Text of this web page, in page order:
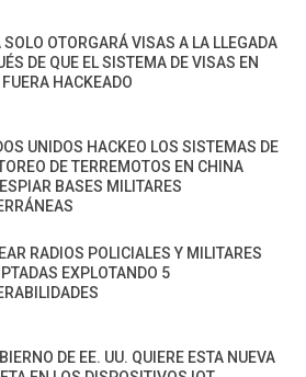
SOLO OTORGARÁ VISAS A LA LLEGADA
DE QUE EL SISTEMA DE VISAS EN
HACKEADO
UNIDOS HACKEO LOS SISTEMAS DE
DE TERREMOTOS EN CHINA
BASES MILITARES
RADIOS POLICIALES Y MILITARES
EXPLOTANDO 5
DE EE. UU. QUIERE ESTA NUEVA